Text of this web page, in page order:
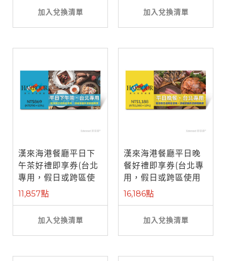
加入兌換清單 加入兌換清單
漢來海港餐廳平日下
午茶好禮即享券(台北
專用，假日或跨區使
用需補差額)
11,857點
加入兌換清單
漢來海港餐廳平日晚
餐好禮即享券(台北專
用，假日或跨區使用
需補差額)
16,186點
加入兌換清單